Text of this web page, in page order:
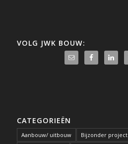
VOLG JWK BOUW:
CATEGORIEËN
Aanbouw/ uitbouw Bijzonder project